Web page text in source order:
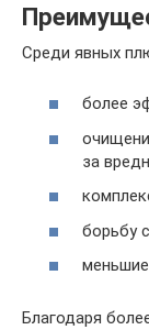
Среди явных
более
за
борьбу
Благодаря